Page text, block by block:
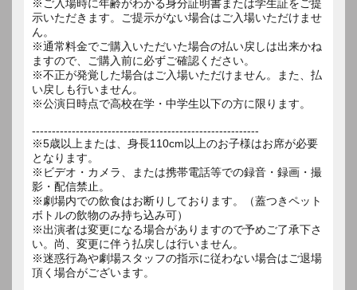
※ご入場時に年齢がわかる身分証明書または学生証をご提
示いただきます。ご提示がない場合はご入場いただけませ
ん。
※通常料金でご購入いただいた場合の払い戻しは出来かね
ますので、ご購入前に必ずご確認ください。
※不正が発覚した場合はご入場いただけません。また、払
い戻しも行いません。
※公演日時点で高校在学・中学生以下の方に限ります。
---------------------------------------------------------
※5歳以上または、身長110cm以上のお子様はお席が必要
となります。
※ビデオ・カメラ、または携帯電話等での録音・録画・撮
影・配信禁止。
※劇場内での飲食はお断りしております。（蓋つきペット
ボトルの飲物のみ持ち込み可）
※出演者は変更になる場合がありますので予めご了承下さ
い。尚、変更に伴う払戻しは行いません。
※迷惑行為や劇場スタッフの指示に従わない場合はご退場